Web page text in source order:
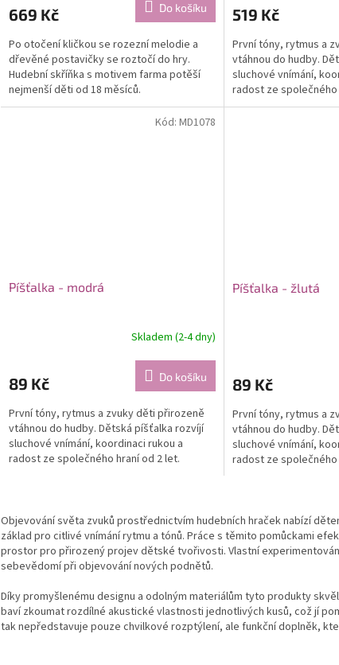
669 Kč Do košíku
Po otočení kličkou se rozezní melodie a
dřevěné postavičky se roztočí do hry.
Hudební skříňka s motivem farma potěší
nejmenší děti od 18 měsíců.
519 Kč
První tóny, rytmus a
vtáhnou do hudby.
sluchové vnímání,
radost ze společného
Píšťalka - modrá
Skladem (2-4 dny)
89 Kč Do košíku
První tóny, rytmus a zvuky děti přirozeně
vtáhnou do hudby. Dětská píšťalka rozvíjí
sluchové vnímání, koordinaci rukou a
radost ze společného hraní od 2 let.
Kód: MD1078
Píšťalka - žlutá
89 Kč
První tóny, rytmus a
vtáhnou do hudby.
sluchové vnímání,
radost ze společného
l
c
í
Objevování světa zvuků prostřednictvím hudebních hraček nabízí
základ pro citlivé vnímání rytmu a tónů. Práce s těmito pomůckami
prostor pro přirozený projev dětské tvořivosti. Vlastní
sebevědomí při objevování nových podnětů.
Díky promyšlenému designu a odolným materiálům tyto produkty
baví zkoumat rozdílné akustické vlastnosti jednotlivých kusů, což jí
tak nepředstavuje pouze chvilkové rozptýlení, ale funkční doplněk,